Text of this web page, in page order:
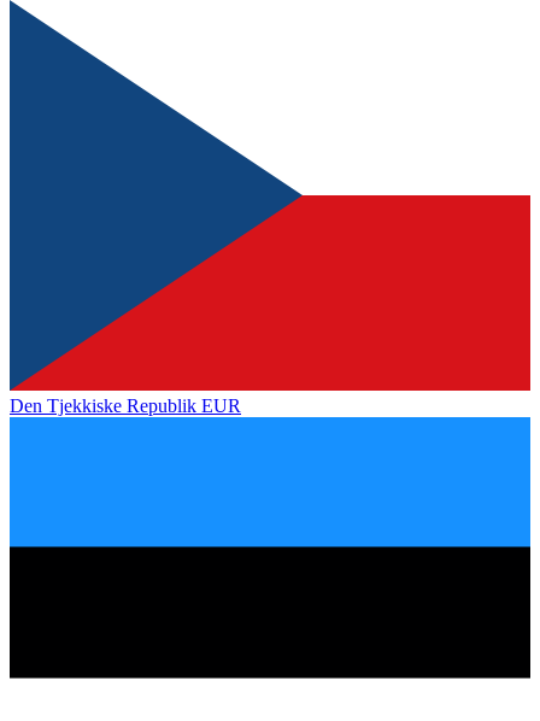
Den Tjekkiske Republik EUR